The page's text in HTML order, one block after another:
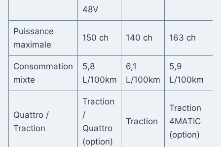
48V
Puissance
maximale
150 ch 140 ch 163 ch
Consommation
mixte
5,8
L/100km
6,1
L/100km
5,9
L/100km
Quattro /
Traction
Traction
/
Quattro
(option)
Traction
Traction
4MATIC
(option)